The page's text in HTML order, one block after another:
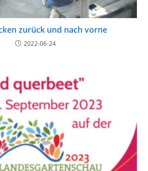
zurück und nach vorne
2022-06-24